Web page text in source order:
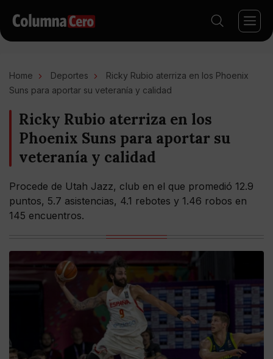
Home Deportes
Ricky Rubio aterriza en los Phoenix
Suns para aportar su veteranía y calidad
Ricky Rubio aterriza en los
Phoenix Suns para aportar su
veteranía y calidad
Procede de Utah Jazz, club en el que promedió 12.9
puntos, 5.7 asistencias, 4.1 rebotes y 1.46 robos en
145 encuentros.